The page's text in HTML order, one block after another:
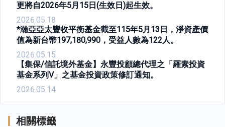
更將自2026年5月15日(生效日)起生效。
2026.05.18
*瀚亞亞太豐收平衡基金截至115年5月13日，淨資產價
值為新台幣197,180,990，受益人數為122人。
2026.05.15
【集保/信託境外基金】永豐投顧總代理之「羅素投資
基金系列V」之基金投資政策修訂通知。
2026.05.14
相關標籤